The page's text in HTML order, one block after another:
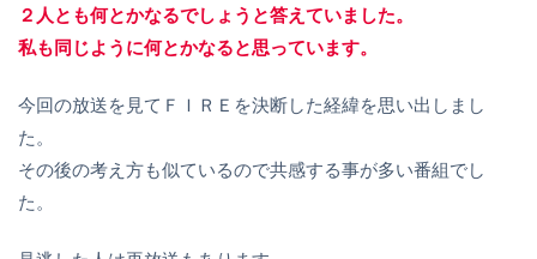
２人とも何とかなるでしょうと答えていました。
私も同じように何とかなると思っています。
今回の放送を見てＦＩＲＥを決断した経緯を思い出しまし
た。
その後の考え方も似ているので共感する事が多い番組でし
た。